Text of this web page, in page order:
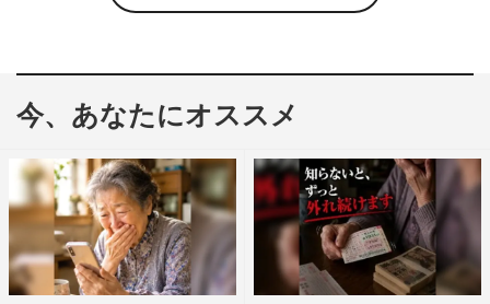
今、あなたにオススメ